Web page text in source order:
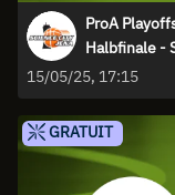
ProA
Halbfinale -
15/05/25, 17:15
GRATUIT